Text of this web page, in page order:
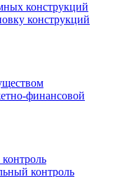
конструкций
конструкций
финансовой
контроль